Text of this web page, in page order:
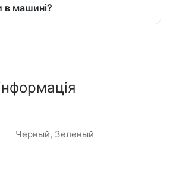
в машині?
Черный, Зеленый